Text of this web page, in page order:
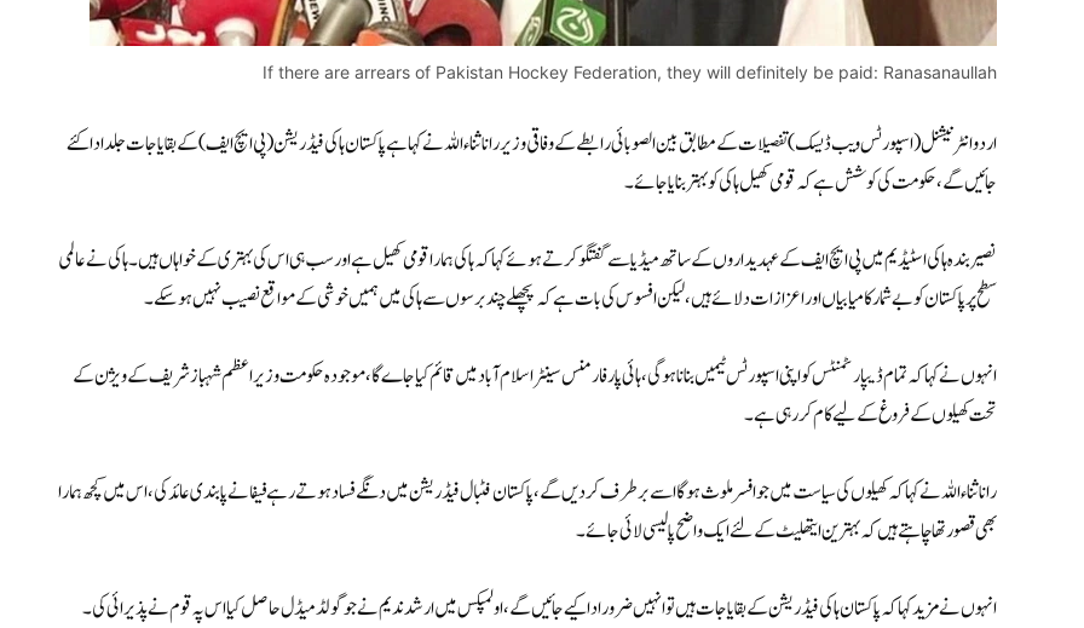
If there are arrears of Pakistan Hockey Federation, they will definitely be paid: Ranasanaullah
اردو انٹرنیشنل (اسپورٹس ویب ڈیسک) تفصیلات کے مطابق بین الصوبائی رابطے کے وفاقی وزیر راناثناء اللہ نے کہا ہے پاکستان ہاکی فیڈریشن (پی ایچ ایف) کے بقایاجات جلد ادا کئے
جائیں گے، حکومت کی کوشش ہے کہ قومی کھیل ہاکی کو بہتر بنایا جائے۔
نصیر بندہ ہاکی اسٹیڈیم میں پی ایچ ایف کے عہدیداروں کے ساتھ میڈیا سے گفتگو کرتے ہوئے کہا کہ ہاکی ہمارا قومی کھیل ہے اور سب ہی اس کی بہتری کے خواہاں ہیں۔ ہاکی نے عالمی
سطح پر پاکستان کو بے شمار کامیابیاں اور اعزازات دلائے ہیں، لیکن افسوس کی بات ہے کہ پچھلے چند برسوں سے ہاکی میں ہمیں خوشی کے مواقع نصیب نہیں ہو سکے۔
انہوں نے کہا کہ تمام ڈیپارٹمنٹس کو اپنی اسپورٹس ٹیمیں بنانا ہوگی ،ہائی پارفارمنس سینٹر اسلام آباد میں قائم کیاجاے گا ، موجودہ حکومت وزیر اعظم شہباز شریف کے ویژن کے
تحت کھیلوں کے فروغ کے لیے کام کر رہی ہے۔
رانا ثناء اللہ نے کہا کہ کھیلوں کی سیاست میں جو افسر ملوث ہوگا اسے برطرف کردیں گے، پاکستان فٹبال فیڈریشن میں دنگے فساد ہوتے رہے فیفا نے پابندی عائد کی ، اس میں کچھ ہمارا
بھی قصور تھاچاہتے ہیں کہ بہترین ایتھلیٹ کے لئے ایک واضح پالیسی لائی جائے۔
انہوں نے مزید کہا کہ پاکستان ہاکی فیڈریشن کے بقایاجات ہیں تو انہیں ضرور ادا کیے جائیں گے، اولمپکس میں ارشد ندیم نے جو گولڈ میڈل حاصل کیا اس پہ قوم نے پذیرائی کی۔